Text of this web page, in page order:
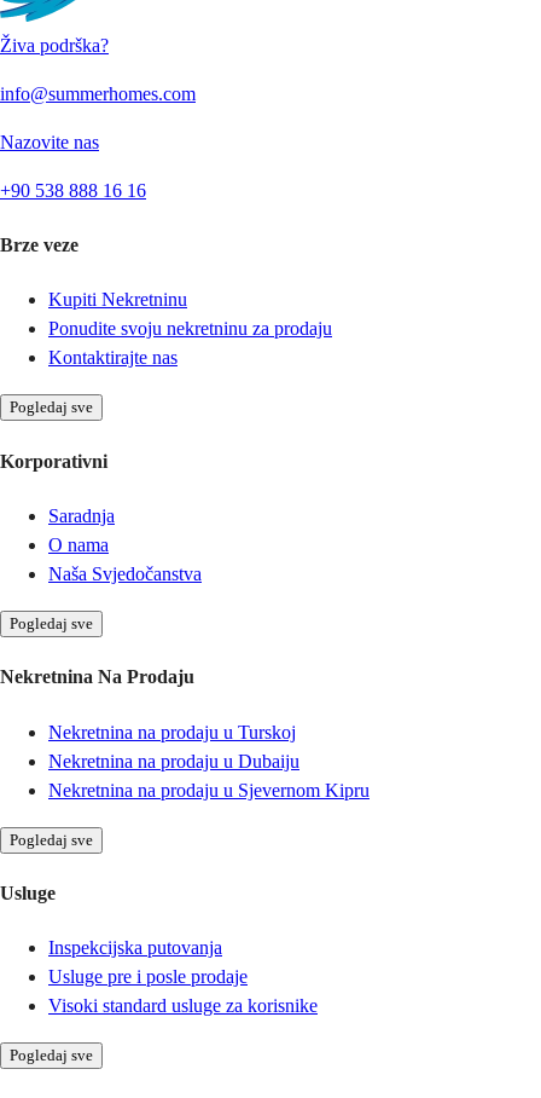
Živa podrška?
info@summerhomes.com
Nazovite nas
+90 538 888 16 16
Brze veze
Kupiti Nekretninu
Ponudite svoju nekretninu za prodaju
Kontaktirajte nas
Pogledaj sve
Korporativni
Saradnja
O nama
Naša Svjedočanstva
Pogledaj sve
Nekretnina Na Prodaju
Nekretnina na prodaju u Turskoj
Nekretnina na prodaju u Dubaiju
Nekretnina na prodaju u Sjevernom Kipru
Pogledaj sve
Usluge
Inspekcijska putovanja
Usluge pre i posle prodaje
Visoki standard usluge za korisnike
Pogledaj sve